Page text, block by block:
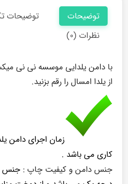
توضیحات
توضیحات
نظرات (۰)
با دامن یلدایی موسسه نی نی
از یلدا امسال را رقم بزنید.
کاری می باشد .
جنس دامن و کیفیت چاپ : جنس